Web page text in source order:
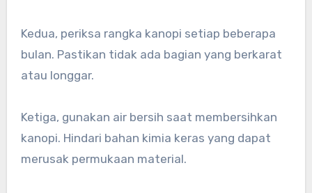
Kedua, periksa rangka kanopi setiap beberapa
bulan. Pastikan tidak ada bagian yang berkarat
atau longgar.
Ketiga, gunakan air bersih saat membersihkan
kanopi. Hindari bahan kimia keras yang dapat
merusak permukaan material.